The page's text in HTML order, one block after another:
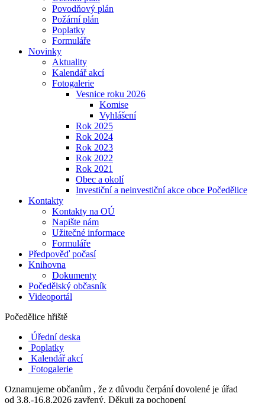
Povodňový plán
Požární plán
Poplatky
Formuláře
Novinky
Aktuality
Kalendář akcí
Fotogalerie
Vesnice roku 2026
Komise
Vyhlášení
Rok 2025
Rok 2024
Rok 2023
Rok 2022
Rok 2021
Obec a okolí
Investiční a neinvestiční akce obce Počedělice
Kontakty
Kontakty na OÚ
Napište nám
Užitečné informace
Formuláře
Předpověď počasí
Knihovna
Dokumenty
Počedělský občasník
Videoportál
Počedělice hřiště
Úřední deska
Poplatky
Kalendář akcí
Fotogalerie
Oznamujeme občanům , že z důvodu čerpání dovolené je úřad
od 3.8.-16.8.2026 zavřený. Děkuji za pochopení